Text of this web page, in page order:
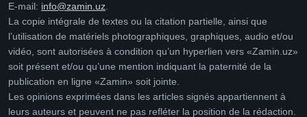
E-mail: info@zamin.uz
La copie intégrale de textes ou la citation partielle, ainsi que
l’utilisation de matériels photographiques, graphiques, audio et/ou
vidéo, sont autorisées à condition qu’un hyperlien vers «Zamin.uz»
soit présent et/ou qu’une mention indiquant la paternité de la
publication en ligne «Zamin» soit jointe.
Les opinions exprimées dans les articles signés appartiennent à
leurs auteurs et peuvent ne pas refléter la position de la rédaction.